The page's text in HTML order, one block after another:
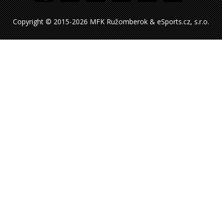
Copyright © 2015-2026 MFK Ružomberok & eSports.cz, s.r.o.